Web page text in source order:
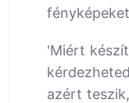
'Miért
azért